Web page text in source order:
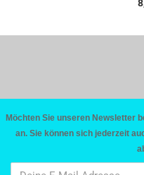
Möchten Sie unseren Newsletter
an. Sie können sich jederzeit